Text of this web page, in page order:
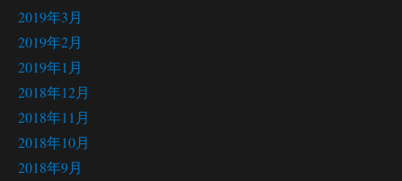
2019年3月
2019年2月
2019年1月
2018年12月
2018年11月
2018年10月
2018年9月